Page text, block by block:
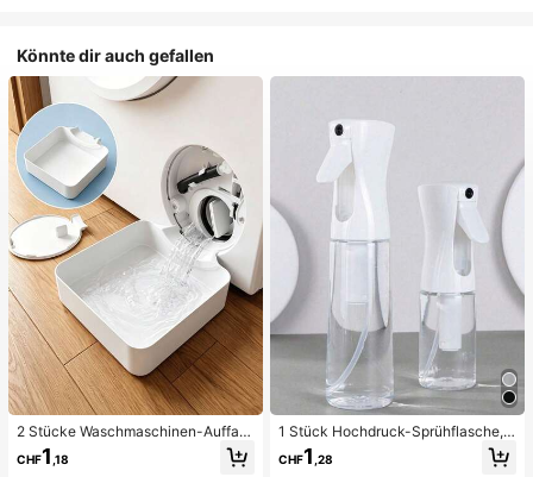
Könnte dir auch gefallen
2 Stücke Waschmaschinen-Auffan
gwanne Tropfschale, wasserdichte
Bodenschutzmatte für Waschraum,
CHF1 ,18
1 Stück Hochdruck-Sprühflasche, e
infacher Flüssigkeitsspender für da
s Badezimmer, Reinigungs-Sprühfla
CHF1 ,28